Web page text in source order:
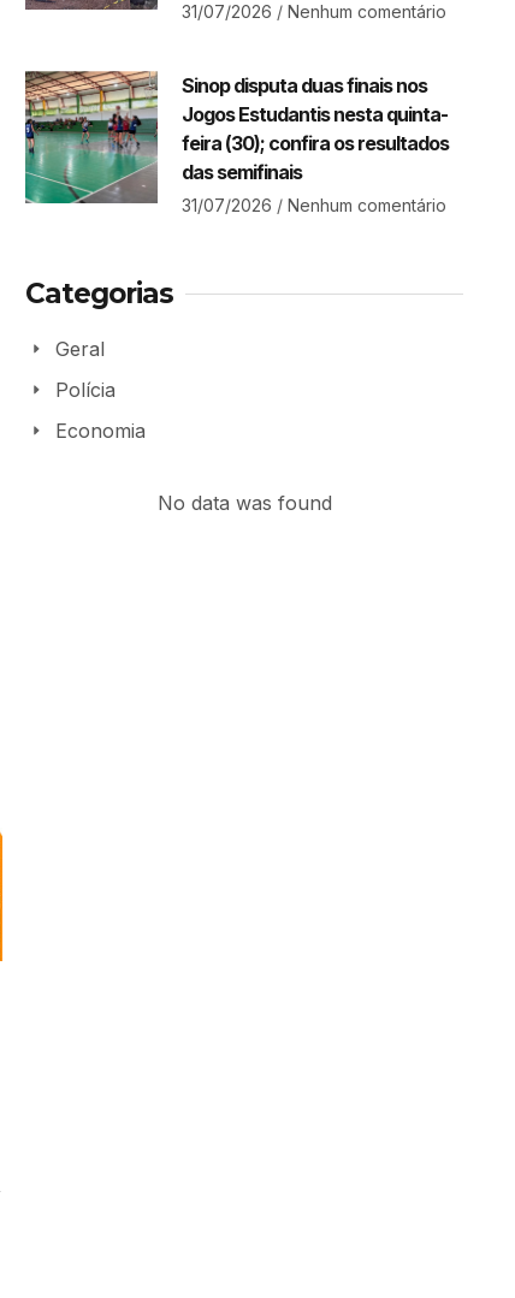
31/07/2026 Nenhum comentário
Sinop disputa duas finais nos
Jogos Estudantis nesta quinta-
feira (30); confira os resultados
das semifinais
31/07/2026 Nenhum comentário
Categorias
Geral
Polícia
Economia
No data was found